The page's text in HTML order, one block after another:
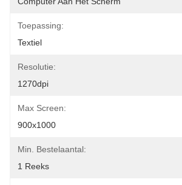
Toepassing:
Textiel
Resolutie:
1270dpi
Max Screen:
900x1000
Min. Bestelaantal:
1 Reeks